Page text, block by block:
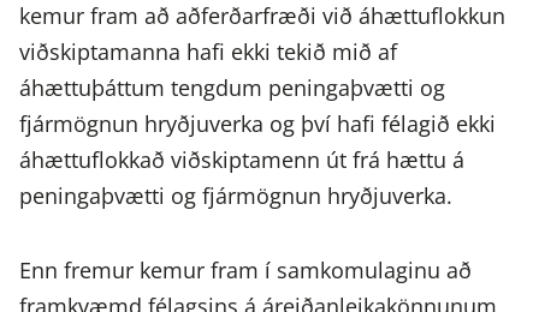
kemur fram að aðferðarfræði við áhættuflokkun
viðskiptamanna hafi ekki tekið mið af
áhættuþáttum tengdum peningaþvætti og
fjármögnun hryðjuverka og því hafi félagið ekki
áhættuflokkað viðskiptamenn út frá hættu á
peningaþvætti og fjármögnun hryðjuverka.
Enn fremur kemur fram í samkomulaginu að